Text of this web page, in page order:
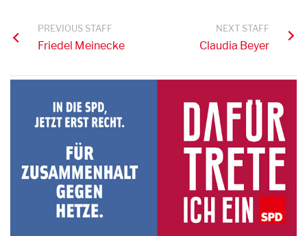
PREVIOUS STAFF
Friedel Meinecke
NEXT STAFF
Claudia Beyer